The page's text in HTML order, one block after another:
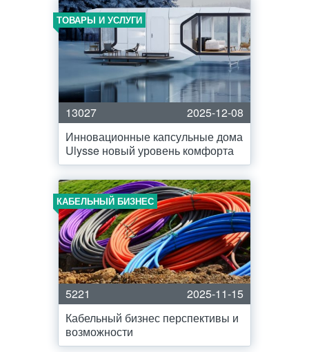
ТОВАРЫ И УСЛУГИ
13027
2025-12-08
Инновационные капсульные дома
Ulysse новый уровень комфорта
КАБЕЛЬНЫЙ БИЗНЕС
5221
2025-11-15
Кабельный бизнес перспективы и
возможности